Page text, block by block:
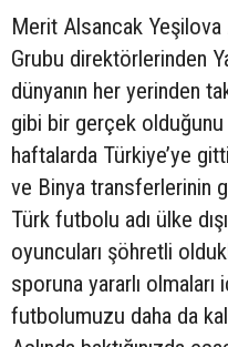
Merit Alsancak
Grubu direktörlerinden
dünyanın her yerinden
gibi bir gerçek
haftalarda Türkiye’ye
ve Binya transferlerinin
Türk futbolu adı ülke
oyuncuları şöhretli
sporuna yararlı
futbolumuzu daha da